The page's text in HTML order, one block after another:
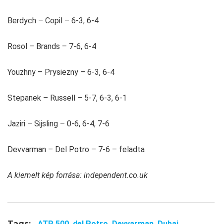
Berdych – Copil – 6-3, 6-4
Rosol – Brands – 7-6, 6-4
Youzhny – Prysiezny – 6-3, 6-4
Stepanek – Russell – 5-7, 6-3, 6-1
Jaziri – Sijsling – 0-6, 6-4, 7-6
Devvarman – Del Potro – 7-6 – feladta
A kiemelt kép forrása: independent.co.uk